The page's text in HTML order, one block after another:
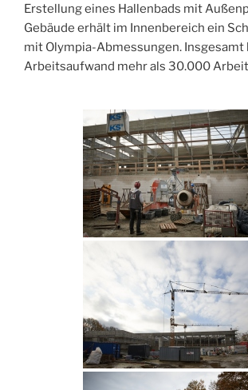
Erstellung eines Hallenbads mit
Gebäude erhält im Innenbereich ein
mit Olympia-Abmessungen.
Arbeitsaufwand mehr als 30.000